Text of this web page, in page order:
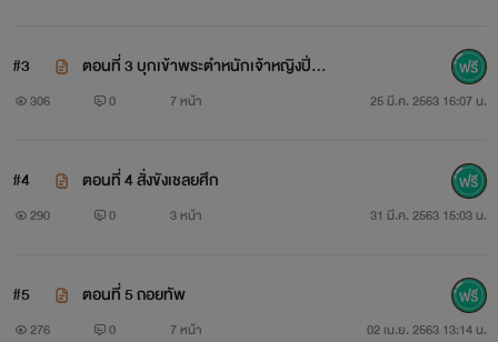
สลาย พินาศ
เวหาเป็นเจ้าชาย และเจ้าชายเป็นเวหา นายทัพหน้า โดยเก็บเรื่อง
พระเจ้าเขมทัต มีราชบุตรสองพระองค์ นอกจากทหารคนสนิท
แล้ว ก็ไม่เคยมีใครได้เคยเห็นพระพักตร์เจ้าชายจันผาเลยเพราะ
#3
ตอนที่ 3 บุกเข้าพระตำหนักเจ้าหญิงปิ่น
ขวัญ
306 0 7 หน้า 25 มี.ค. 2563 16:07 น.
#4 ตอนที่ 4 สั่งขังเชลยศึก
290 0 3 หน้า 31 มี.ค. 2563 15:03 น.
#5 ตอนที่ 5 ถอยทัพ
276 0 7 หน้า 02 เม.ย. 2563 13:14 น.